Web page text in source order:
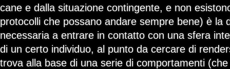
cane e dalla situazione contingente, e non
protocolli che possano andare sempre bene) è la
necessaria a entrare in contatto con una sfera
di un certo individuo, al punto da cercare di
trova alla base di una serie di comportamenti